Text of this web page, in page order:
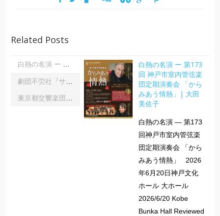
Related Posts
白熱の名演 ー 第173回 神戸市室内管弦楽団定期演奏会 「からみあう情熱」| 大田美佐子
白熱の名演 ー 第173
回 神戸市室内管弦楽
団定期演奏会 「から
みあう情熱」| 大田
美佐子
白熱の名演 ― 第173
回神戸市室内管弦楽
団定期演奏会 「から
みあう情熱」 2026
年6月20日神戸文化
ホール 大ホール
2026/6/20 Kobe
Bunka Hall Reviewed